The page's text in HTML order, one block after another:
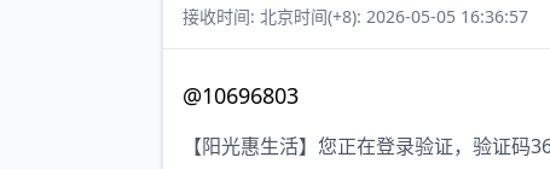
接收时间: 北京时间(+8): 2026-05-05 16:36:57
@10696803
【阳光惠生活】您正在登录验证，验证码